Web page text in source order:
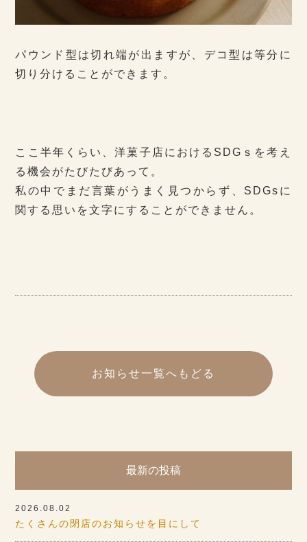
パウンド型は切れ端が出ますが、デコ型は等分に
切り分けることができます。
ここ半年くらい、洋菓子店におけるSDGｓを考え
る機会がたびたびあって。
私の中でまだ言葉がうまく見つからず、SDGsに
関する思いを文字にすることができません。
お知らせ一覧へもどる
最新の投稿
2026.08.02
たくさんの閉店のお知らせを目にして